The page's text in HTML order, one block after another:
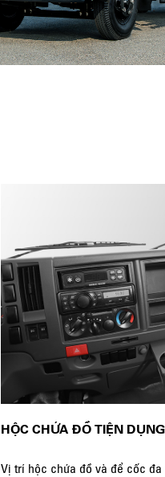
HỘC CHỨA ĐỒ TIỆN
Vị trí hộc chứa đồ và để cốc đa